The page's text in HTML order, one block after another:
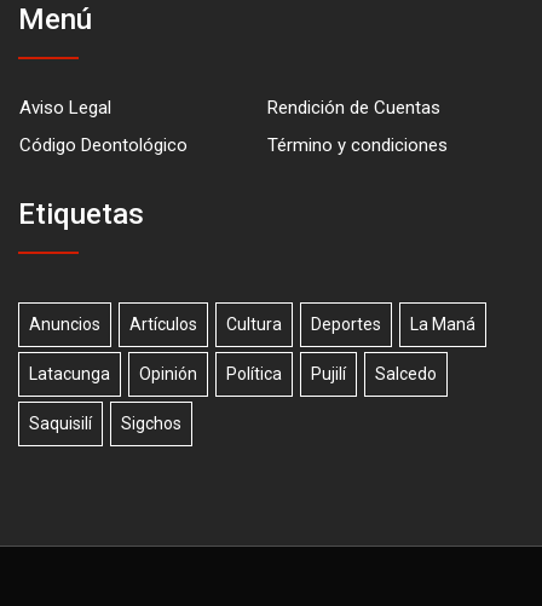
Menú
Aviso Legal
Rendición de Cuentas
Código Deontológico
Término y condiciones
Etiquetas
Anuncios Artículos Cultura Deportes La Maná
Latacunga Opinión Política Pujilí Salcedo
Saquisilí Sigchos